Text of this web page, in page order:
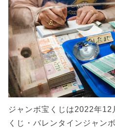
ジャンボ宝くじは2022年12
くじ・バレンタインジャン